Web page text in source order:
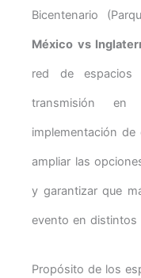
Bicentenario
México vs
red de espacios
transmisión
implementación
ampliar las
y garantizar que
evento en distintos
Propósito de los